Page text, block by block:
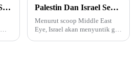
Penduduk Dipindah Selepas Tumpahan Asid Nitrik Di Arizona - Tetapi Apakah Asid Ini? Palestin Dan Israel Sedang Memulakan Perang Biologi Dan Kimia. Delta Force Muncul Dan Menyuntik Gas Saraf Ke Dalam Terowong Bawah Tanah Di Gaza!
Menurut scoop Middle East
Eye, Israel akan menyuntik gas